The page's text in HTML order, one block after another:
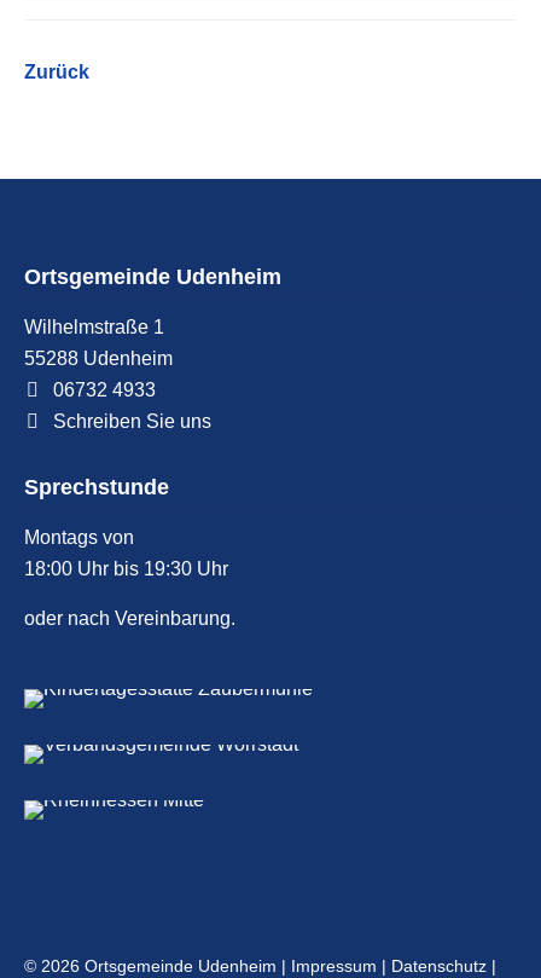
Zurück
Ortsgemeinde Udenheim
Wilhelmstraße 1
55288 Udenheim
06732 4933
Schreiben Sie uns
Sprechstunde
Montags von
18:00 Uhr bis 19:30 Uhr
oder nach Vereinbarung.
© 2026 Ortsgemeinde Udenheim | Impressum | Datenschutz |